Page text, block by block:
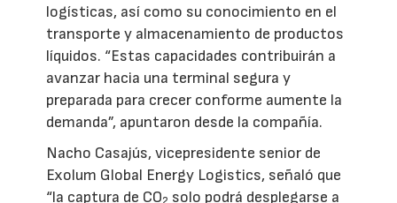
logísticas, así como su conocimiento en el
transporte y almacenamiento de productos
líquidos. “Estas capacidades contribuirán a
avanzar hacia una terminal segura y
preparada para crecer conforme aumente la
demanda”, apuntaron desde la compañía.
Nacho Casajús, vicepresidente senior de
Exolum Global Energy Logistics, señaló que
“la captura de CO
solo podrá desplegarse a